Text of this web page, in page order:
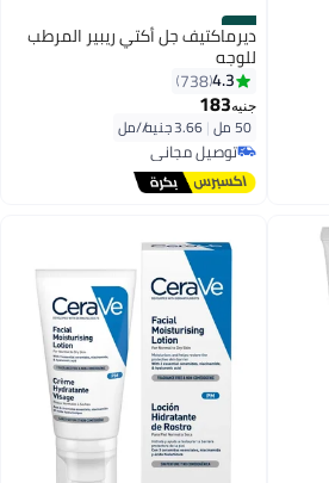
#12
ديرماكتيف جل أكتي ريبير المرطب
للوجه
4.3
738
جنيه183
50 مل |3.66 جنيه/⁨/مل⁩
توصيل مجاني
تم بيع +1100 مؤخرًا
توصيل مجاني